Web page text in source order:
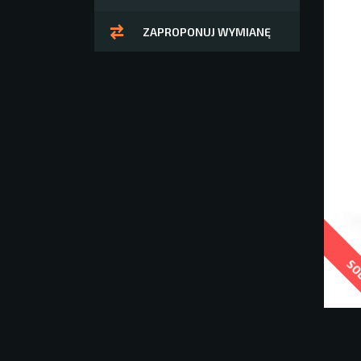
ZAPROPONUJ WYMIANĘ